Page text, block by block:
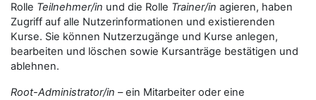
Rolle Teilnehmer/in und die Rolle Trainer/in agieren, haben
Zugriff auf alle Nutzerinformationen und existierenden
Kurse. Sie können Nutzerzugänge und Kurse anlegen,
bearbeiten und löschen sowie Kursanträge bestätigen und
ablehnen.
Root-Administrator/in – ein Mitarbeiter oder eine